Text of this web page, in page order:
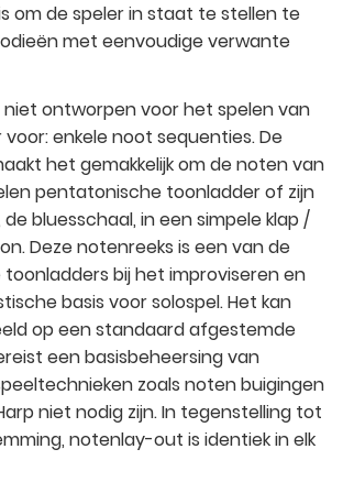
om de speler in staat te stellen te
met eenvoudige verwante
niet ontworpen voor het spelen van
voor: enkele noot sequenties. De
het gemakkelijk om de noten van
pentatonische toonladder of zijn
bluesschaal, in een simpele klap /
Deze notenreeks is een van de
bij het improviseren en
basis voor solospel. Het kan
op een standaard afgestemde
een basisbeheersing van
zoals noten buigingen
niet nodig zijn. In tegenstelling tot
notenlay-out is identiek in elk